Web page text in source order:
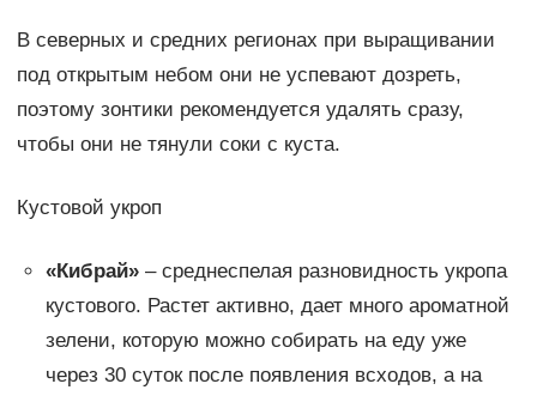
В северных и средних регионах при выращивании
под открытым небом они не успевают дозреть,
поэтому зонтики рекомендуется удалять сразу,
чтобы они не тянули соки с куста.
Кустовой укроп
«Кибрай»– среднеспелая разновидность укропа
кустового. Растет активно, дает много ароматной
зелени, которую можно собирать на еду уже
через 30 суток после появления всходов, а на